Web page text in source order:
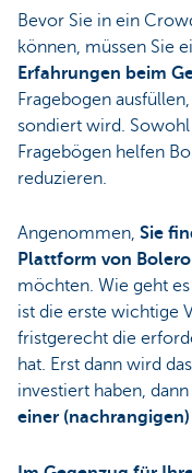
Bevor Sie in ein
können, müssen Sie
Erfahrungen beim
Fragebogen
sondiert wird. Sowohl
Fragebögen helfen
reduzieren.
Angenommen, Sie
Plattform von
möchten. Wie geht
ist die erste wichtige
fristgerecht die
hat. Erst dann wird
investiert haben,
einer